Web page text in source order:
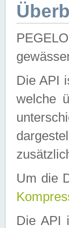
Die API
welche
Um die
Die API